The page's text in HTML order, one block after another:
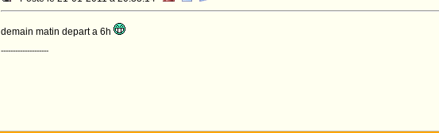
demain matin depart a 6h
--------------------